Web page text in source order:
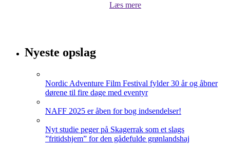
Læs mere
Nyeste opslag
Nordic Adventure Film Festival fylder 30 år og åbner
dørene til fire dage med eventyr
NAFF 2025 er åben for bog indsendelser!
Nyt studie peger på Skagerrak som et slags
”fritidshjem” for den gådefulde grønlandshaj